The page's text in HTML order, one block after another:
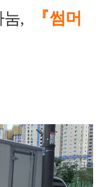
눔, 『썸머